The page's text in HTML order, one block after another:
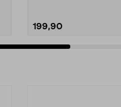
199,90